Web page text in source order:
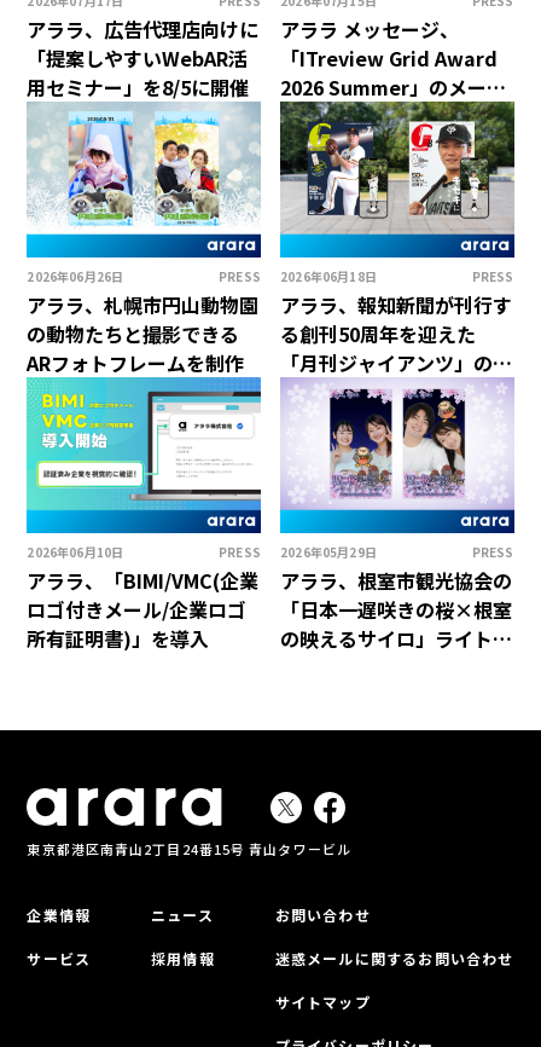
アララ、広告代理店向けに
「提案しやすいWebAR活
用セミナー」を8/5に開催
アララ メッセージ、
「ITreview Grid Award
2026 Summer」のメール
マーケティングツール部門
で2期連続「Leader」を
受賞
2026年06月26日 PRESS
アララ、札幌市円山動物園
の動物たちと撮影できる
ARフォトフレームを制作
2026年06月18日 PRESS
アララ、報知新聞が刊行す
る創刊50周年を迎えた
「月刊ジャイアンツ」の
デジタル付録として「AR
デジタルスタンド」を制作
2026年06月10日 PRESS
アララ、「BIMI/VMC(企業
ロゴ付きメール/企業ロゴ
所有証明書)」を導入
2026年05月29日 PRESS
アララ、根室市観光協会の
「日本一遅咲きの桜×根室
の映えるサイロ」ライト
東京都港区南青山2丁目24番15号 青山タワービル
企業情報
サービス
ニュース
採用情報
お問い合わせ
迷惑メールに関するお問い合わせ
サイトマップ